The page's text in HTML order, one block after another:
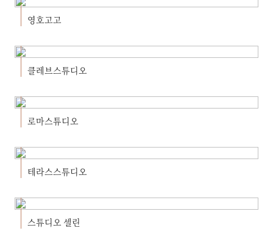
영호고고
클레브스튜디오
로마스튜디오
테라스스튜디오
스튜디오 셀린